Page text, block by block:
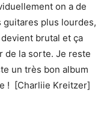
on a de
guitares plus lourdes,
brutal et ça
de la sorte. Je reste
un très bon album
! [Charliie Kreitzer]